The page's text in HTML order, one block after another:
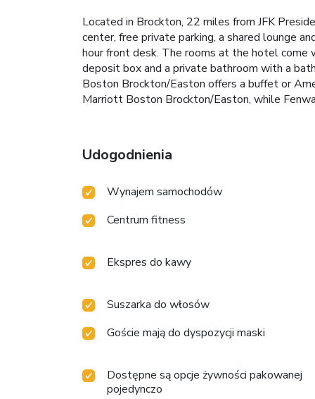
Located in Brockton, 22 miles from JFK
center, free private parking, a shared lounge
hour front desk. The rooms at the hotel come
deposit box and a private bathroom with a
Boston Brockton/Easton offers a buffet or
Marriott Boston Brockton/Easton, while
Udogodnienia
Wynajem samochodów
Centrum fitness
Ekspres do kawy
Suszarka do włosów
Goście mają do dyspozycji maski
Dostępne są opcje żywności pakowanej
pojedynczo